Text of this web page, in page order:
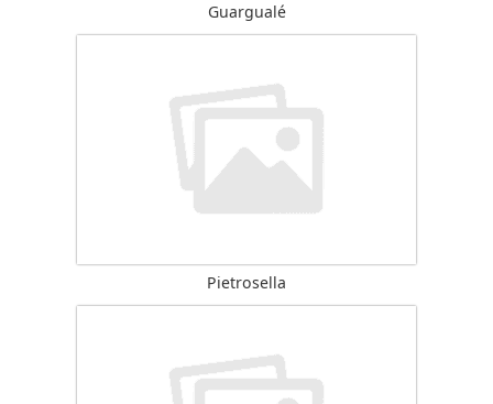
Guargualé
Pietrosella